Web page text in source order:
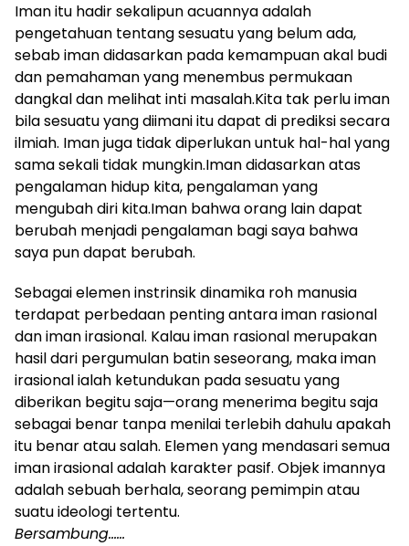
Iman itu hadir sekalipun acuannya adalah
pengetahuan tentang sesuatu yang belum ada,
sebab iman didasarkan pada kemampuan akal budi
dan pemahaman yang menembus permukaan
dangkal dan melihat inti masalah.Kita tak perlu iman
bila sesuatu yang diimani itu dapat di prediksi secara
ilmiah. Iman juga tidak diperlukan untuk hal-hal yang
sama sekali tidak mungkin.Iman didasarkan atas
pengalaman hidup kita, pengalaman yang
mengubah diri kita.Iman bahwa orang lain dapat
berubah menjadi pengalaman bagi saya bahwa
saya pun dapat berubah.
Sebagai elemen instrinsik dinamika roh manusia
terdapat perbedaan penting antara iman rasional
dan iman irasional. Kalau iman rasional merupakan
hasil dari pergumulan batin seseorang, maka iman
irasional ialah ketundukan pada sesuatu yang
diberikan begitu saja—orang menerima begitu saja
sebagai benar tanpa menilai terlebih dahulu apakah
itu benar atau salah. Elemen yang mendasari semua
iman irasional adalah karakter pasif. Objek imannya
adalah sebuah berhala, seorang pemimpin atau
suatu ideologi tertentu.
Bersambung……